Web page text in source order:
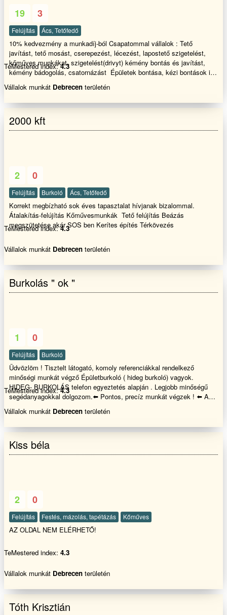
19 3
Felújítás Ács, Tetőfedő
10% kedvezmény a munkadíj-ból Csapatommal vállalok : Tető
javítást, tető mosást, cserepezést, lécezést, lapostető szigetelést,
kőműves munkákat, szigetelést(drivyt) kémény bontás és javítást,
kémény bádogolás, csatornázást Épületek bontása, kézi bontások is.
VAGYOK!!!!!
TeMestered index:4.3
Vállalok munkát Debrecen területén
2000 kft
2 0
Felújítás Burkoló Ács, Tetőfedő
Korrekt megbízható sok éves tapasztalat hívjanak bizalommal.
Átalakítás-felújítás Kőművesmunkák Tető felújítás Beázás
megszütetése akár SOS ben Kerítes építés Térkövezés
TeMestered index:4.3
Vállalok munkát Debrecen területén
Burkolás " ok "
1 0
Felújítás Burkoló
Üdvözlöm ! Tisztelt látogató, komoly referenciákkal rendelkező
minőségi munkát végző Épületburkoló ( hideg burkoló) vagyok.
HIDEG- BURKOLÁS telefon egyeztetés alapján . Legjobb minőségű
segédanyagokkal dolgozom.⬅️ Pontos, precíz munkát végzek ! ⬅️ Az
elvégzett munka szépségét, látványát lényegesen befolyásolhatja, a
árak meghatározásánál több szempont is lényeges: elsősorban a
nagysága, és egyéb befolyásoló tényező . Jól tudom a felelősségteljes
munka kivitelezéséhez fontos a kreativitás, de elengedhetetlenül
TeMestered index:4.3
Vállalok munkát Debrecen területén
Kiss béla
2 0
Felújítás Festés, mázolás, tapétázás Kőműves
AZ OLDAL NEM ELÉRHETŐ!
TeMestered index: 4.3
Vállalok munkát Debrecen területén
Tóth Krisztián